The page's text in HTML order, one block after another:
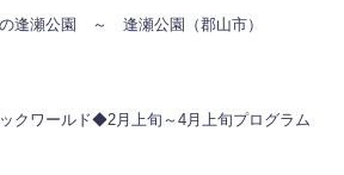
逢瀬公園 ～ 逢瀬公園（郡山市）
クワールド◆2月上旬～4月上旬プログラム